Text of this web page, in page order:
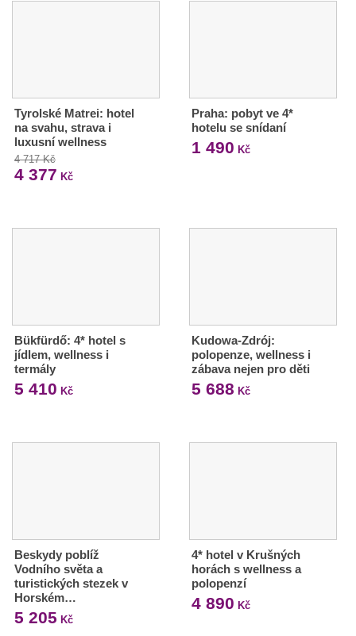
Tyrolské Matrei: hotel
na svahu, strava i
luxusní wellness
4 717 Kč
4 377 Kč
Praha: pobyt ve 4*
hotelu se snídaní
1 490 Kč
Bükfürdő: 4* hotel s
jídlem, wellness i
termály
5 410 Kč
Kudowa-Zdrój:
polopenze, wellness i
zábava nejen pro děti
5 688 Kč
Beskydy poblíž
Vodního světa a
turistických stezek v
Horském…
5 205 Kč
4* hotel v Krušných
horách s wellness a
polopenzí
4 890 Kč